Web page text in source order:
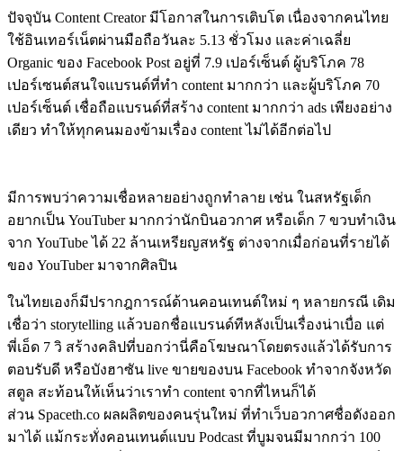
ปัจจุบัน Content Creator มีโอกาสในการเติบโต เนื่องจากคนไทย
ใช้อินเทอร์เน็ตผ่านมือถือวันละ 5.13 ชั่วโมง และค่าเฉลี่ย
Organic ของ Facebook Post อยู่ที่ 7.9 เปอร์เซ็นต์ ผู้บริโภค 78
เปอร์เซนต์สนใจแบรนด์ที่ทำ content มากกว่า และผู้บริโภค 70
เปอร์เซ็นต์ เชื่อถือแบรนด์ที่สร้าง content มากกว่า ads เพียงอย่าง
เดียว ทำให้ทุกคนมองข้ามเรื่อง content ไม่ได้อีกต่อไป
มีการพบว่าความเชื่อหลายอย่างถูกทำลาย เช่น ในสหรัฐเด็ก
อยากเป็น YouTuber มากกว่านักบินอวกาศ หรือเด็ก 7 ขวบทำเงิน
จาก YouTube ได้ 22 ล้านเหรียญสหรัฐ ต่างจากเมื่อก่อนที่รายได้
ของ YouTuber มาจากศิลปิน
ในไทยเองก็มีปรากฎการณ์ด้านคอนเทนต์ใหม่ ๆ หลายกรณี เดิม
เชื่อว่า storytelling แล้วบอกชื่อแบรนด์ทีหลังเป็นเรื่องน่าเบื่อ แต่
พี่เอ็ด 7 วิ สร้างคลิปที่บอกว่านี่คือโฆษณาโดยตรงแล้วได้รับการ
ตอบรับดี หรือบังฮาซัน live ขายของบน Facebook ทำจากจังหวัด
สตูล สะท้อนให้เห็นว่าเราทำ content จากที่ไหนก็ได้
ส่วน Spaceth.co ผลผลิตของคนรุ่นใหม่ ที่ทำเว็บอวกาศชื่อดังออก
มาได้ แม้กระทั่งคอนเทนต์แบบ Podcast ที่บูมจนมีมากกว่า 100